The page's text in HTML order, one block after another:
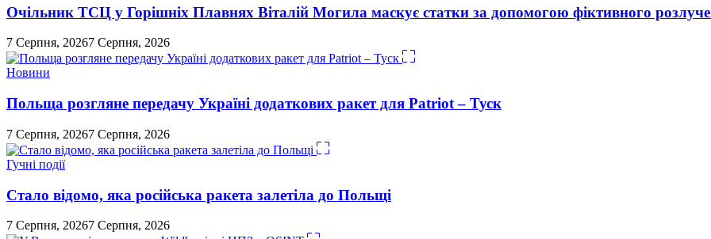
Очільник ТСЦ у Горішніх Плавнях Віталій Могила маскує статки за допомогою фіктивного
7 Серпня, 20267 Серпня, 2026
Новини
Польща розгляне передачу Україні додаткових ракет для Patriot – Туск
7 Серпня, 20267 Серпня, 2026
Гучні події
Стало відомо, яка російська ракета залетіла до Польщі
7 Серпня, 20267 Серпня, 2026